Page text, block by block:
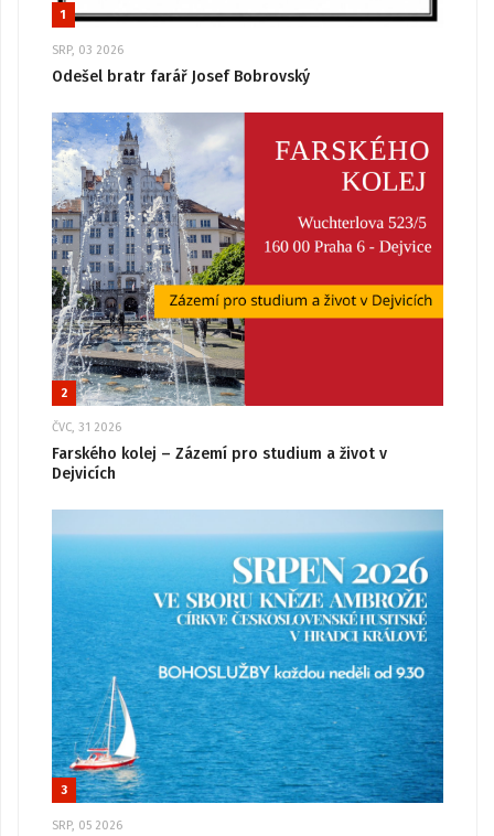
1
SRP, 03 2026
Odešel bratr farář Josef Bobrovský
2
ČVC, 31 2026
Farského kolej – Zázemí pro studium a život v
Dejvicích
3
SRP, 05 2026